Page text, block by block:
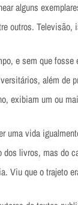
alguns
outros. Televisão,
e sem que
além de
exibiam um ou
uma vida
dos livros, mas do
Viu que o trajeto